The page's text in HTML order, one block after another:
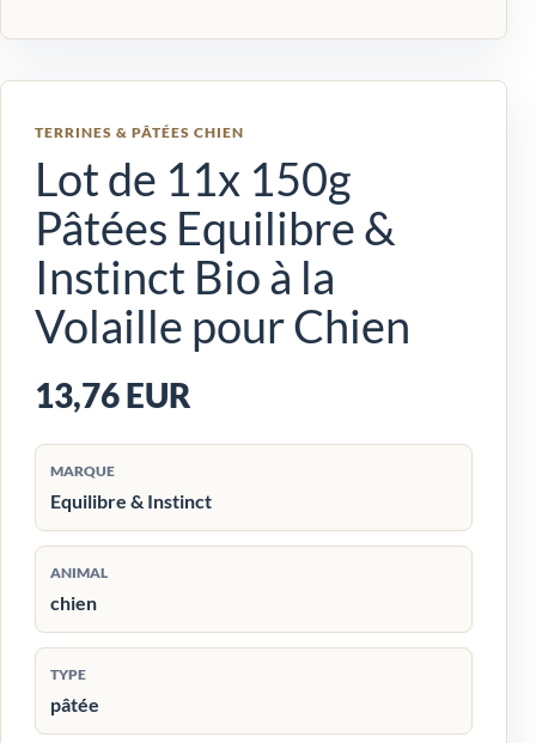
TERRINES & PÂTÉES CHIEN
Lot de 11x 150g
Pâtées Equilibre &
Instinct Bio à la
Volaille pour Chien
13,76 EUR
MARQUE
Equilibre & Instinct
ANIMAL
chien
TYPE
pâtée